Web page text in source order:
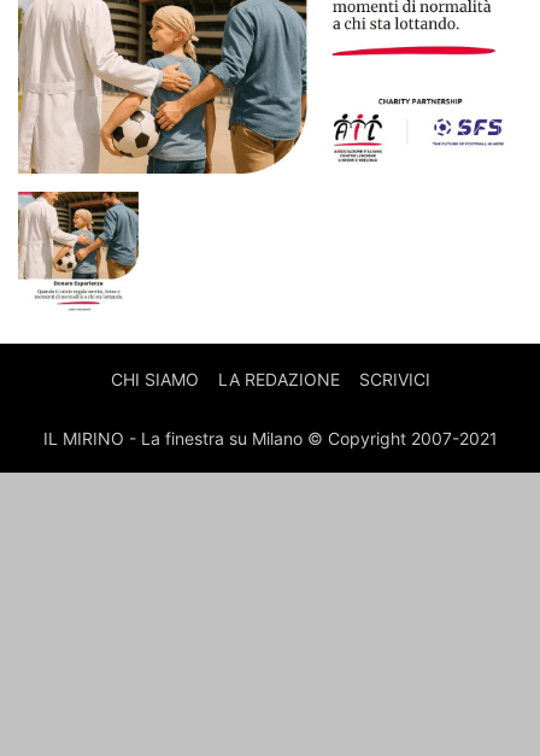
CHI SIAMO LA REDAZIONE SCRIVICI
IL MIRINO - La finestra su Milano © Copyright 2007-2021